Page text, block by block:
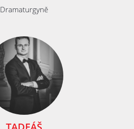
Dramaturgyně